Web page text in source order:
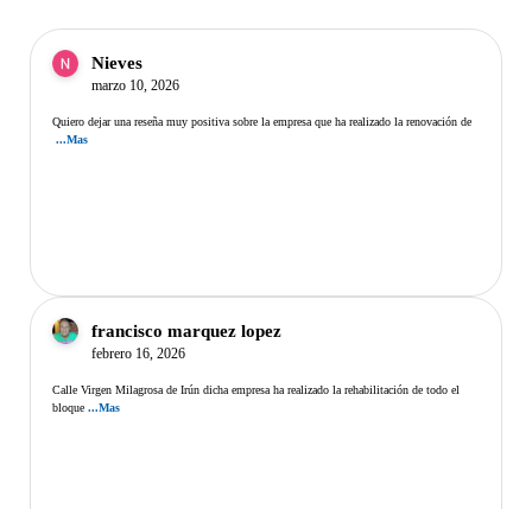
Nieves
marzo 10, 2026
Quiero dejar una reseña muy positiva sobre la empresa que ha realizado la renovación de
...Mas
francisco marquez lopez
febrero 16, 2026
Calle Virgen Milagrosa de Irún dicha empresa ha realizado la rehabilitación de todo el
bloque...Mas